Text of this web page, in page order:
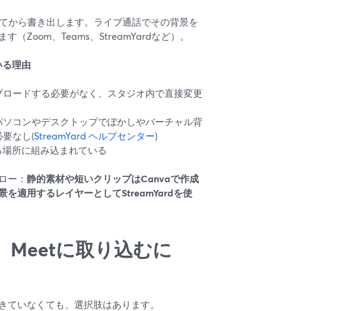
から書き出します。ライブ通話でその背景を
（Zoom、Teams、StreamYardなど）。
理由
ードする必要がなく、スタジオ内で直接変更
コンやデスクトップでぼかしやバーチャル背
なし(StreamYard ヘルプセンター)
所に組み込まれている
ー： 静的素材や短いクリップはCanvaで作成
を適用するレイヤーとしてStreamYardを使
Meetに取り込むに
いなくても、選択肢はあります。